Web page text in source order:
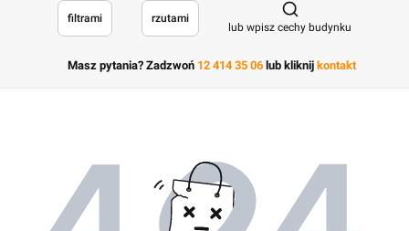
filtrami rzutami
Otwórz
lub wpisz cechy budynku
Masz pytania? Zadzwoń 12 414 35 06 lub kliknij kontakt